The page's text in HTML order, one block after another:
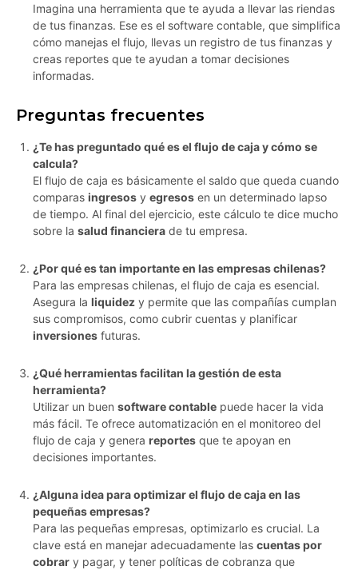
Imagina una herramienta que te ayuda a llevar las riendas
de tus finanzas. Ese es el software contable, que simplifica
cómo manejas el flujo, llevas un registro de tus finanzas y
creas reportes que te ayudan a tomar decisiones
informadas.
Preguntas frecuentes
¿Te has preguntado qué es el flujo de caja y cómo se
calcula?
El flujo de caja es básicamente el saldo que queda cuando
comparas ingresos y egresos en un determinado lapso
de tiempo. Al final del ejercicio, este cálculo te dice mucho
sobre la salud financiera de tu empresa.
¿Por qué es tan importante en las empresas chilenas?
Para las empresas chilenas, el flujo de caja es esencial.
Asegura la liquidez y permite que las compañías cumplan
sus compromisos, como cubrir cuentas y planificar
inversiones futuras.
¿Qué herramientas facilitan la gestión de esta
herramienta?
Utilizar un buen software contable puede hacer la vida
más fácil. Te ofrece automatización en el monitoreo del
flujo de caja y genera reportes que te apoyan en
decisiones importantes.
¿Alguna idea para optimizar el flujo de caja en las
pequeñas empresas?
Para las pequeñas empresas, optimizarlo es crucial. La
clave está en manejar adecuadamente las cuentas por
cobrar y pagar, y tener políticas de cobranza que